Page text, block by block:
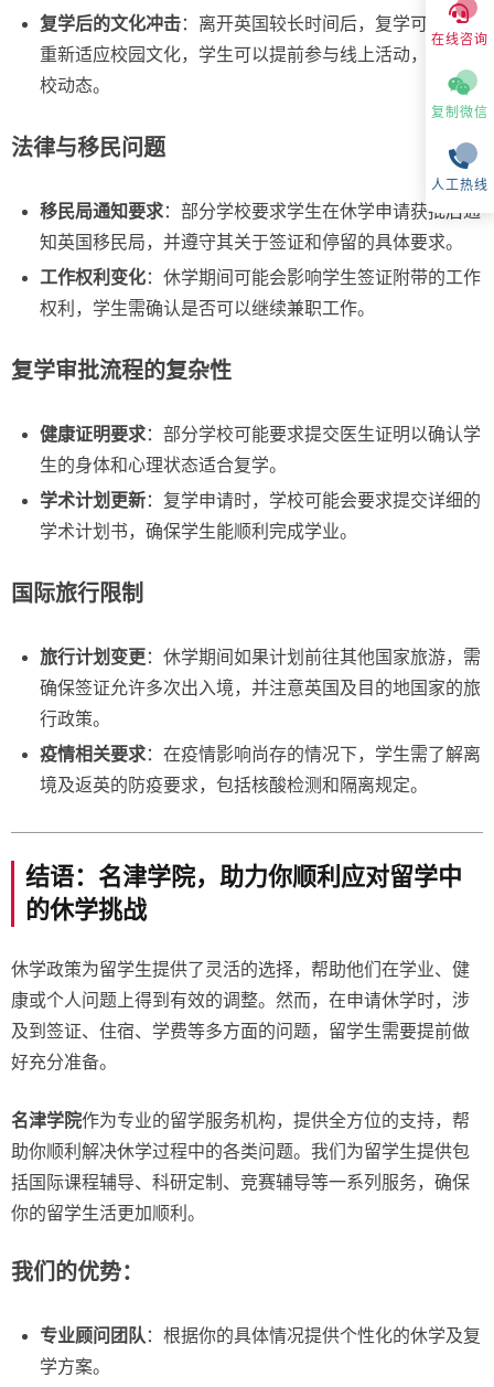
复学后的文化冲击：离开英国较长时间后，复学可能需要
重新适应校园文化，学生可以提前参与线上活动，了解学
校动态。
法律与移民问题
移民局通知要求：部分学校要求学生在休学申请获批后通
知英国移民局，并遵守其关于签证和停留的具体要求。
工作权利变化：休学期间可能会影响学生签证附带的工作
权利，学生需确认是否可以继续兼职工作。
复学审批流程的复杂性
健康证明要求：部分学校可能要求提交医生证明以确认学
生的身体和心理状态适合复学。
学术计划更新：复学申请时，学校可能会要求提交详细的
学术计划书，确保学生能顺利完成学业。
国际旅行限制
旅行计划变更 ：休学期间如果计划前往其他国家旅游，需
确保签证允许多次出入境，并注意英国及目的地国家的旅
行政策。
疫情相关要求：在疫情影响尚存的情况下，学生需了解离
境及返英的防疫要求，包括核酸检测和隔离规定。
结语：名津学院，助力你顺利应对留学中
的休学挑战
休学政策为留学生提供了灵活的选择，帮助他们在学业、健
康或个人问题上得到有效的调整。然而，在申请休学时，涉
及到签证、住宿、学费等多方面的问题，留学生需要提前做
好充分准备。
名津学院作为专业的留学服务机构，提供全方位的支持，帮
助你顺利解决休学过程中的各类问题。我们为留学生提供包
括国际课程辅导、科研定制、竞赛辅导等一系列服务，确保
你的留学生活更加顺利。
我们的优势：
专业顾问团队：根据你的具体情况提供个性化的休学及复
学方案。
在线咨询
复制微信
人工热线